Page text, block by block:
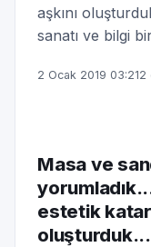
aşkını
sanatı ve bilgi
2 Ocak 2019 03:212
Masa ve
estetik
oluşturduk...